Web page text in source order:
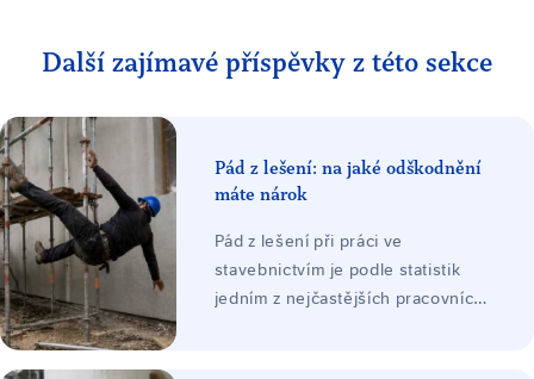
Další zajímavé příspěvky z této sekce
Pád z lešení: na jaké odškodnění
máte nárok
Pád z lešení při práci ve
stavebnictvím je podle statistik
jedním z nejčastějších pracovních